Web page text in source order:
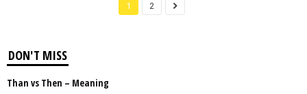
1 2
DON'T MISS
Than vs Then – Meaning